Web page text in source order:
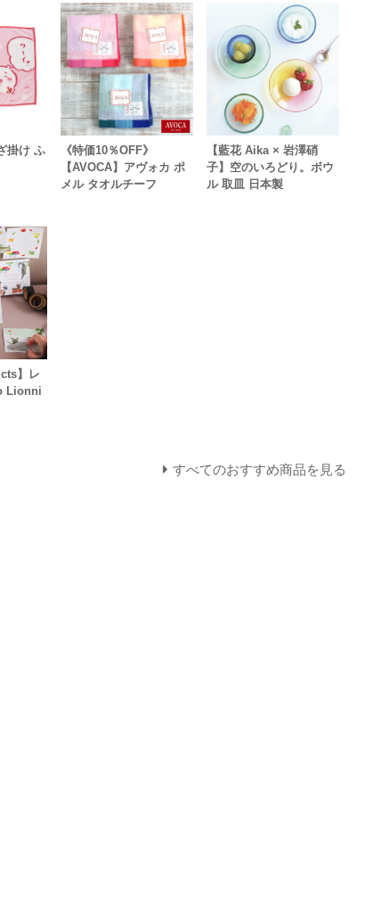
掛け ふ
《特価10％OFF》
【AVOCA】アヴォカ ポ
メル タオルチーフ
【藍花 Aika × 岩澤硝
子】空のいろどり。ボウ
ル 取皿 日本製
】レ
Lionni
すべてのおすすめ商品を見る